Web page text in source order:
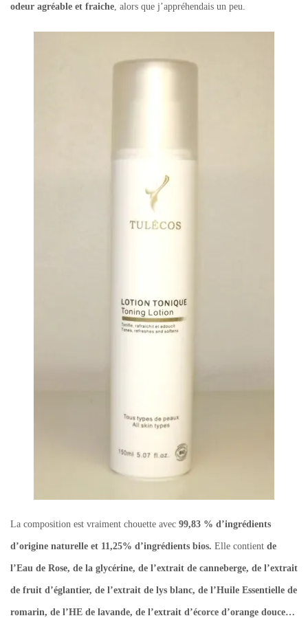
odeur agréable et fraiche , alors que j’appréhendais un peu.
La composition est vraiment chouette avec 99,83 % d’ingrédients
d’origine naturelle et 11,25% d’ingrédients bios. Elle contient de
l’Eau de Rose, de la glycérine, de l’extrait de canneberge, de l’extrait
de fruit d’églantier, de l’extrait de lys blanc, de l’Huile Essentielle de
romarin, de l’HE de lavande, de l’extrait d’écorce d’orange douce…